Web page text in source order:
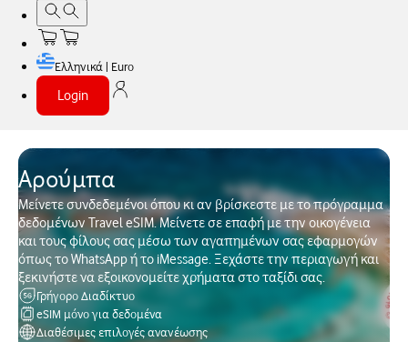
Ελληνικά | Euro
Login
Αρούμπα
Μείνετε συνδεδεμένοι όπου κι αν βρίσκεστε με το πρόγραμμα
δεδομένων Travel eSIM. Μείνετε σε επαφή με την οικογένεια
και τους φίλους σας μέσω των αγαπημένων σας εφαρμογών
όπως το WhatsApp ή το iMessage. Ξεχάστε την περιαγωγή και
ξεκινήστε να εξοικονομείτε χρήματα στο ταξίδι σας.
Γρήγορο Διαδίκτυο
eSIM μόνο για δεδομένα
Διαθέσιμες επιλογές ανανέωσης